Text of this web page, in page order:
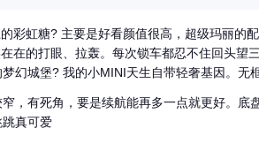
的彩虹糖? 主要是好看颜值很高，超级玛丽的
在的打眼、拉轰。每次锁车都忍不住回头望
幻城堡? 我的小MINI天生自带轻奢基因。无
色氛围灯在暮色中流转，后视镜里映着自
驶舱里的奇妙物语 驾驶感受 对于女生来说
窄，有死角，要是续航能再多一点就更好。
真可爱